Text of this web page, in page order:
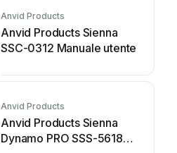
Anvid Products
Anvid Products Sienna
SSC-0312 Manuale utente
Anvid Products
Anvid Products Sienna
Dynamo PRO SSS-5618